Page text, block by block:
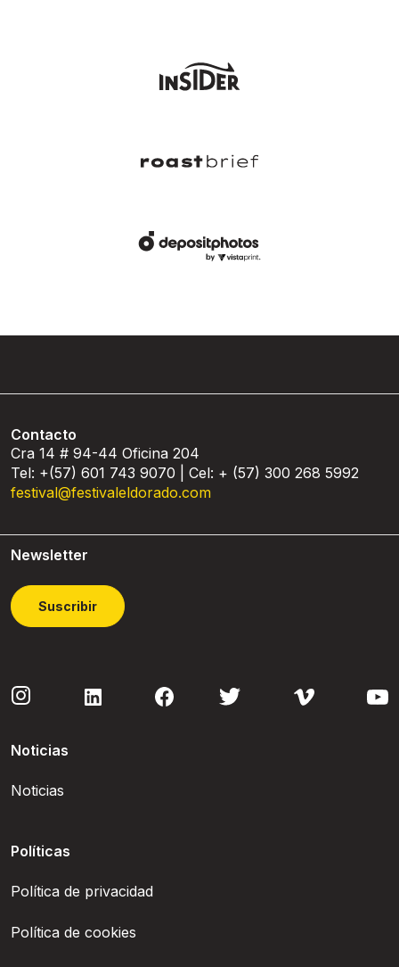
Contacto
Cra 14 # 94-44 Oficina 204
Tel: +(57) 601 743 9070 | Cel: + (57) 300 268 5992
festival@festivaleldorado.com
Newsletter
Suscribir
Noticias
Noticias
Políticas
Política de privacidad
Política de cookies